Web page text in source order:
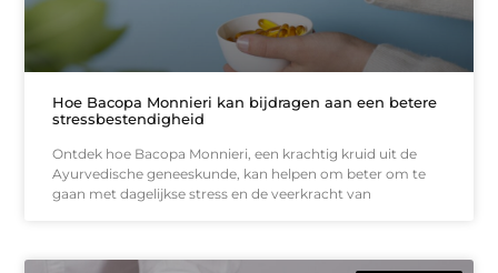
Hoe Bacopa Monnieri kan bijdragen aan een betere
stressbestendigheid
Ontdek hoe Bacopa Monnieri, een krachtig kruid uit de
Ayurvedische geneeskunde, kan helpen om beter om te
gaan met dagelijkse stress en de veerkracht van